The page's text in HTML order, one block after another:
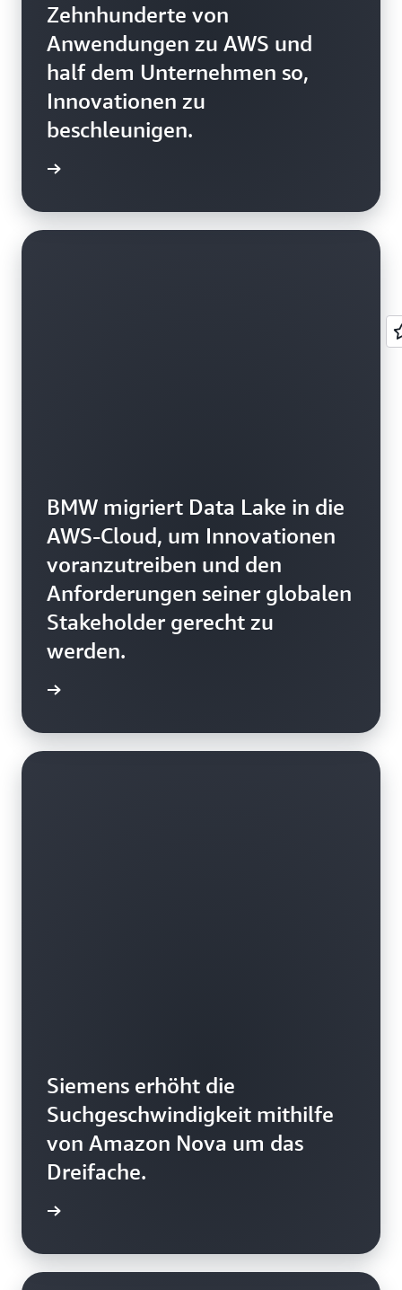
Zehnhunderte von
Anwendungen zu AWS und
half dem Unternehmen so,
Innovationen zu
beschleunigen.
BMW migriert Data Lake in die
AWS-Cloud, um Innovationen
voranzutreiben und den
Anforderungen seiner globalen
Stakeholder gerecht zu
werden.
Siemens erhöht die
Suchgeschwindigkeit mithilfe
von Amazon Nova um das
Dreifache.